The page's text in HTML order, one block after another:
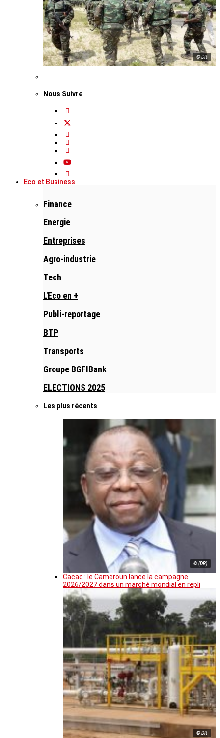
© DR
Nous Suivre
Eco et Business
Finance
Energie
Entreprises
Agro-industrie
Tech
L'Eco en +
Publi-reportage
BTP
Transports
Groupe BGFIBank
ELECTIONS 2025
Les plus récents
© (DR)
Cacao : le Cameroun lance la campagne
2026/2027 dans un marché mondial en repli
© DR